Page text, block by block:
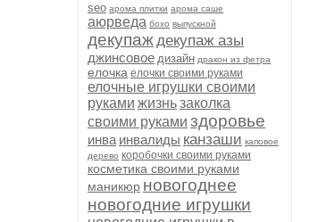
seo арома плитки арома саше
аюрведа бохо выпускной
декупаждекупаж азы
джинсовое дизайн дракон из фетра
елочка елочки своими руками
елочные игрушки своими
руками жизньзаколка
своими руками здоровье
инва инвалиды канзаши каповое
дерево коробочки своими руками
косметика своими руками
маникюр новогоднее
новогодние игрушки